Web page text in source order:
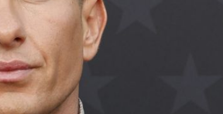
auf Promiflash
Jobs
runterladen
Team
Richtlinien